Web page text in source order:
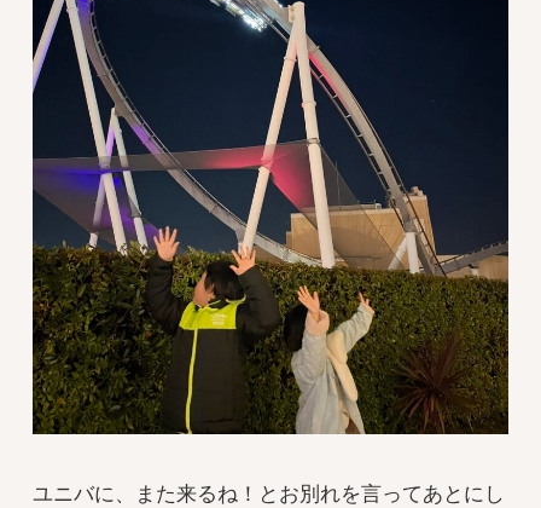
ユニバに、また来るね！とお別れを言ってあとにし